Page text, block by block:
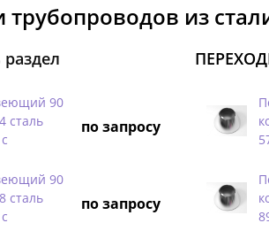
трубопроводов из
90
сталь
по запросу
90
сталь
по запросу